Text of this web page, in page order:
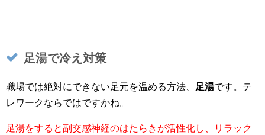
足湯で冷え対策
職場では絶対にできない足元を温める方法、 足湯です。テ
レワークならではですかね。
足湯をすると副交感神経のはたらきが活性化し、リラック